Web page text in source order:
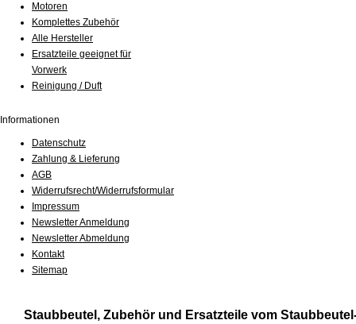
Motoren
Komplettes Zubehör
Alle Hersteller
Ersatzteile geeignet für
Vorwerk
Reinigung / Duft
Informationen
Datenschutz
Zahlung & Lieferung
AGB
Widerrufsrecht/Widerrufsformular
Impressum
Newsletter Anmeldung
Newsletter Abmeldung
Kontakt
Sitemap
Staubbeutel, Zubehör und Ersatzteile vom